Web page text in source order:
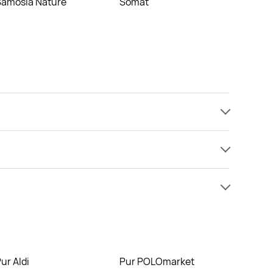
Pur Aldi
Pur POLOmarket